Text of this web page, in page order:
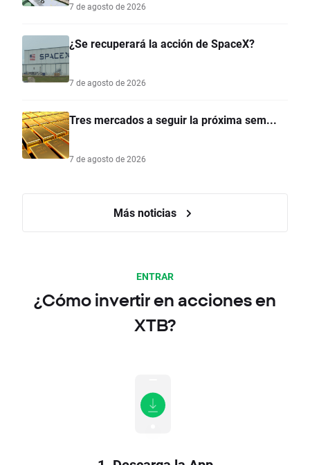
7 de agosto de 2026
¿Se recuperará la acción de SpaceX?
7 de agosto de 2026
Tres mercados a seguir la próxima sem...
7 de agosto de 2026
Más noticias
ENTRAR
¿Cómo invertir en acciones en
XTB?